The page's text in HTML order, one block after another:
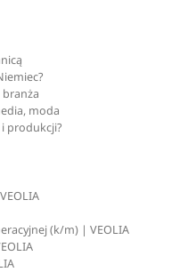
moda
produkcji?
(k/m) | VEOLIA